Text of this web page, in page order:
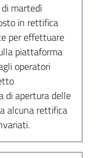
martedì
in rettifica
per effettuare
piattaforma
operatori
di apertura delle
alcuna rettifica